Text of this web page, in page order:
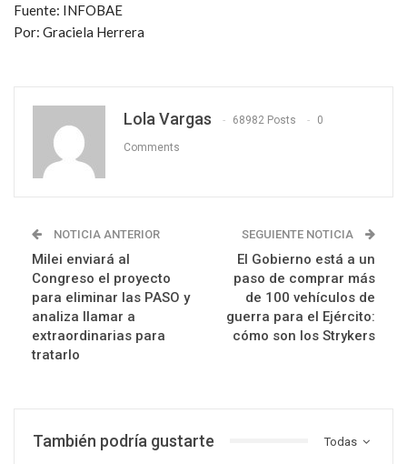
Fuente: INFOBAE
Por: Graciela Herrera
Lola Vargas 68982 Posts 0
Comments
NOTICIA ANTERIOR
Milei enviará al
Congreso el proyecto
para eliminar las PASO y
analiza llamar a
extraordinarias para
tratarlo
SEGUIENTE NOTICIA
El Gobierno está a un
paso de comprar más
de 100 vehículos de
guerra para el Ejército:
cómo son los Strykers
Todas
También podría gustarte